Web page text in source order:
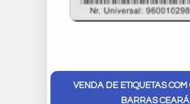
VENDA DE ETIQUETAS COM
BARRAS CEARÁ